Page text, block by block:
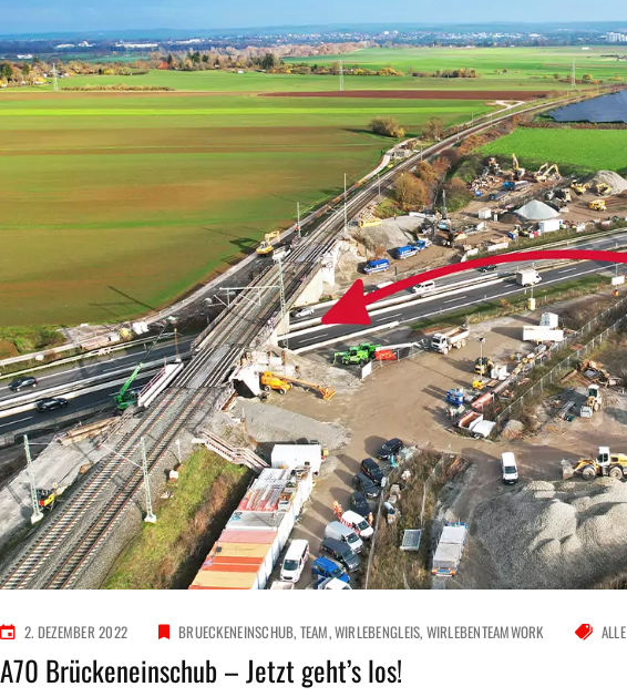
2. DEZEMBER 2022 BRUECKENEINSCHUB TEAM WIRLEBENGLEIS WIRLEBENTEAMWORK ALLE
A70 Brückeneinschub – Jetzt geht’s los!